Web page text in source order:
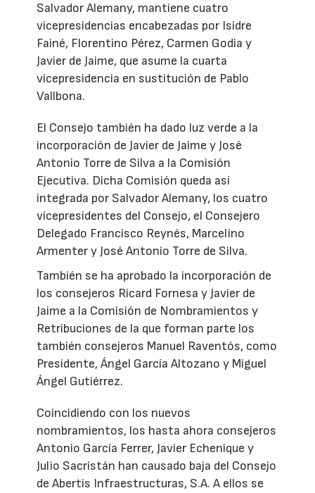
Salvador Alemany, mantiene cuatro
vicepresidencias encabezadas por Isidre
Fainé, Florentino Pérez, Carmen Godia y
Javier de Jaime, que asume la cuarta
vicepresidencia en sustitución de Pablo
Vallbona.
El Consejo también ha dado luz verde a la
incorporación de Javier de Jaime y José
Antonio Torre de Silva a la Comisión
Ejecutiva. Dicha Comisión queda así
integrada por Salvador Alemany, los cuatro
vicepresidentes del Consejo, el Consejero
Delegado Francisco Reynés, Marcelino
Armenter y José Antonio Torre de Silva.
También se ha aprobado la incorporación de
los consejeros Ricard Fornesa y Javier de
Jaime a la Comisión de Nombramientos y
Retribuciones de la que forman parte los
también consejeros Manuel Raventós, como
Presidente, Ángel García Altozano y Miguel
Ángel Gutiérrez.
Coincidiendo con los nuevos
nombramientos, los hasta ahora consejeros
Antonio García Ferrer, Javier Echenique y
Julio Sacristán han causado baja del Consejo
de Abertis Infraestructuras, S.A. A ellos se